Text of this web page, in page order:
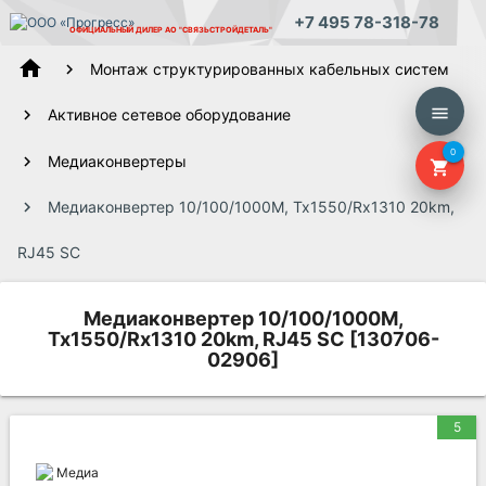
ОФИЦИАЛЬНЫЙ ДИЛЕР АО "СВЯЗЬСТРОЙДЕТАЛЬ" +7 495 78-318-78
menu
shopping_cart
0
home Монтаж структурированных кабельных систем
Активное сетевое оборудование
Медиаконвертеры
Медиаконвертер 10/100/1000M, Tx1550/Rx1310 20km,
RJ45 SC
Медиаконвертер 10/100/1000M,
Tx1550/Rx1310 20km, RJ45 SC [130706-
02906]
5